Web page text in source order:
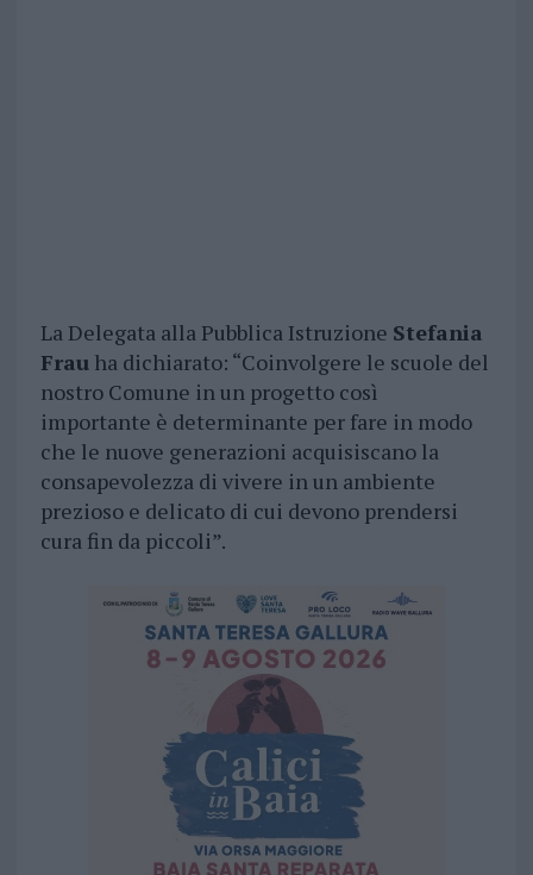
La Delegata alla Pubblica Istruzione Stefania
Frauha dichiarato: “Coinvolgere le scuole del
nostro Comune in un progetto così
importante è determinante per fare in modo
che le nuove generazioni acquisiscano la
consapevolezza di vivere in un ambiente
prezioso e delicato di cui devono prendersi
cura fin da piccoli”.